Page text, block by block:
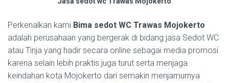
Perkenalkan kami Bima sedot WC Trawas Mojokerto
adalah perusahaan yang bergerak di bidang jasa Sedot WC
atau Tinja yang hadir secara online sebagai media promosi
karena selain lebih praktis juga turut serta menjaga
keindahan kota Mojokerto dari semakin menjamurnya